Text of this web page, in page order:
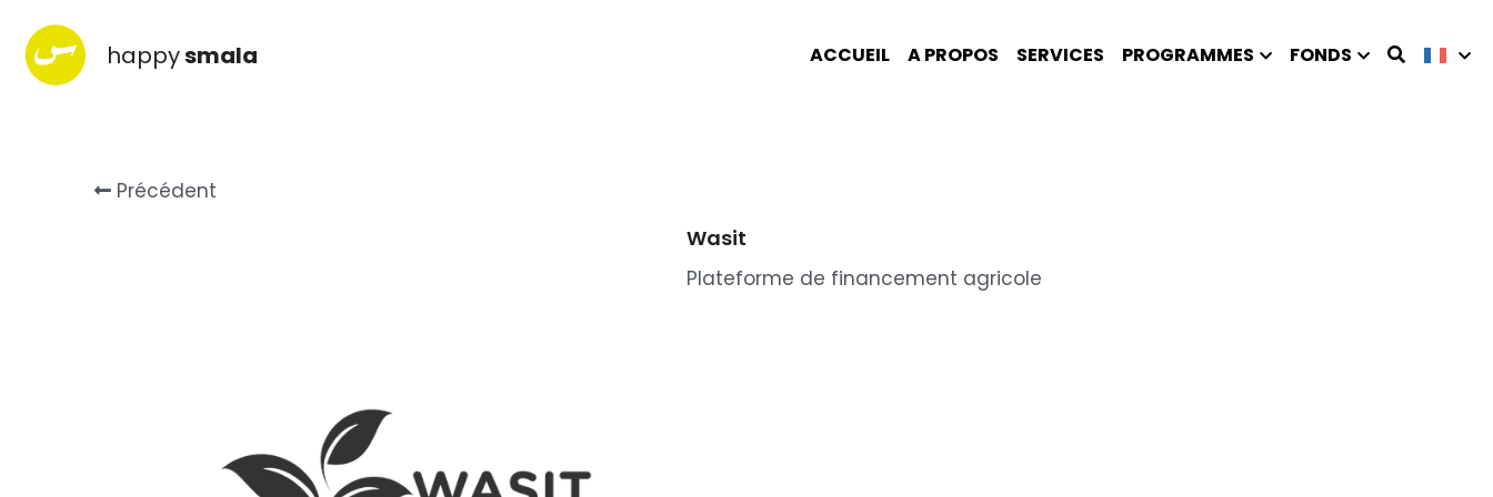
happysmala ACCUEIL A PROPOS SERVICES PROGRAMMES FONDS
Précédent
Wasit
Plateforme de financement agricole